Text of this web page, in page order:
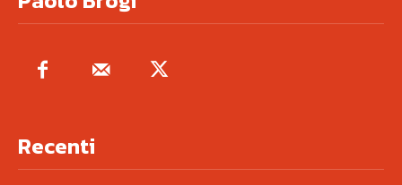
Recenti